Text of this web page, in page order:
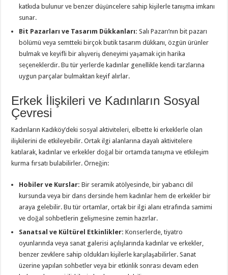
katkıda bulunur ve benzer düşüncelere sahip kişilerle tanışma imkanı
sunar.
Bit Pazarları ve Tasarım Dükkanları: Salı Pazarı’nın bit pazarı
bölümü veya semtteki birçok butik tasarım dükkanı, özgün ürünler
bulmak ve keyifli bir alışveriş deneyimi yaşamak için harika
seçeneklerdir. Bu tür yerlerde kadınlar genellikle kendi tarzlarına
uygun parçalar bulmaktan keyif alırlar.
Erkek İlişkileri ve Kadınların Sosyal
Çevresi
Kadınların Kadıköy’deki sosyal aktiviteleri, elbette ki erkeklerle olan
ilişkilerini de etkileyebilir. Ortak ilgi alanlarına dayalı aktivitelere
katılarak, kadınlar ve erkekler doğal bir ortamda tanışma ve etkileşim
kurma fırsatı bulabilirler. Örneğin:
Hobiler ve Kurslar: Bir seramik atölyesinde, bir yabancı dil
kursunda veya bir dans dersinde hem kadınlar hem de erkekler bir
araya gelebilir. Bu tür ortamlar, ortak bir ilgi alanı etrafında samimi
ve doğal sohbetlerin gelişmesine zemin hazırlar.
Sanatsal ve Kültürel Etkinlikler: Konserlerde, tiyatro
oyunlarında veya sanat galerisi açılışlarında kadınlar ve erkekler,
benzer zevklere sahip oldukları kişilerle karşılaşabilirler. Sanat
üzerine yapılan sohbetler veya bir etkinlik sonrası devam eden